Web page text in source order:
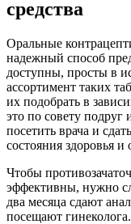
средства
Оральные
надежный способ
доступны, просты в
ассортимент таких
их подобрать в
это по совету подруг
посетить врача и
состояния здоровья и
Чтобы
эффективны, нужно
два месяца сдают
посещают